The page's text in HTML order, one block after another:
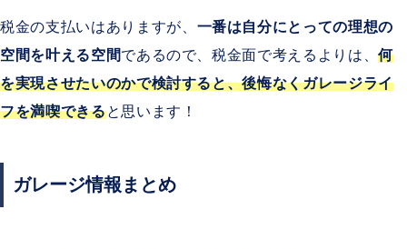
税金の支払いはありますが、 一番は自分にとっての理想の
空間を叶える空間であるので、税金面で考えるよりは、何
を実現させたいのかで検討すると、後悔なくガレージライ
フを満喫できると思います！
ガレージ情報まとめ